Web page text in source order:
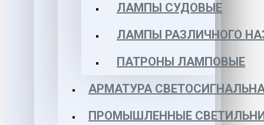
ЛАМПЫ СУДОВЫЕ
ЛАМПЫ РАЗЛИЧНОГО
ПАТРОНЫ ЛАМПОВЫЕ
АРМАТУРА
ПРОМЫШЛЕННЫЕ